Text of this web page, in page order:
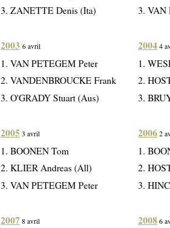
3. ZANETTE Denis (Ita)
2003 6 avril
1. VAN PETEGEM Peter
2. VANDENBROUCKE Frank
3. O'GRADY Stuart (Aus)
2005 3 avril
1. BOONEN Tom
2. KLIER Andreas (All)
3. VAN PETEGEM Peter
2007 8 avril
3. VAN
2004 4
1.
2.
3.
2006 2
1.
2.
3.
2008 6